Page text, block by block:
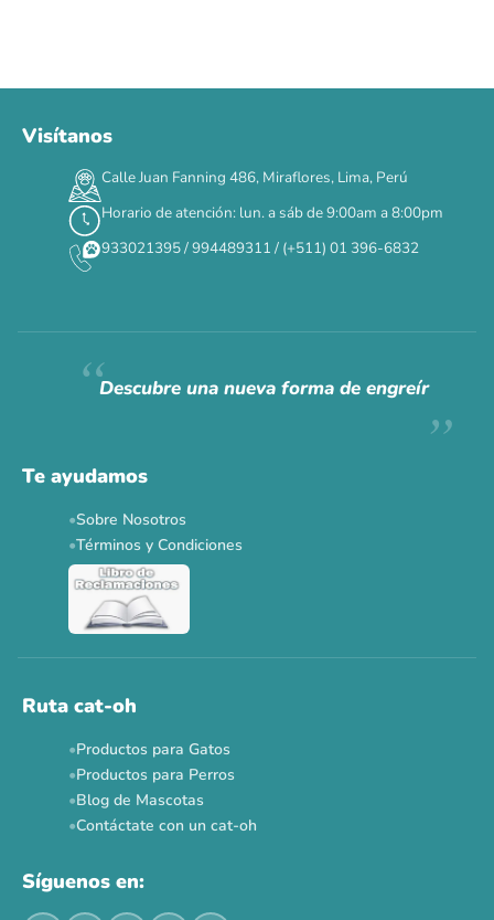
DÍAS HORAS MIN SEG
✕
Siempre fuimosraros.
Ver todas las promos 🐾
Visítanos
Calle Juan Fanning 486, Miraflores, Lima, Perú
Horario de atención: lun. a sáb de 9:00am a 8:00pm
933021395 / 994489311 / (+511) 01 396-6832
Descubre una nueva forma de engreír
Te ayudamos
Sobre Nosotros
Términos y Condiciones
Ruta cat-oh
Productos para Gatos
Productos para Perros
Blog de Mascotas
Contáctate con un cat-oh
Síguenos en: